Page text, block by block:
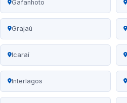
Gafanhoto
Grajaú
Icaraí
Interlagos